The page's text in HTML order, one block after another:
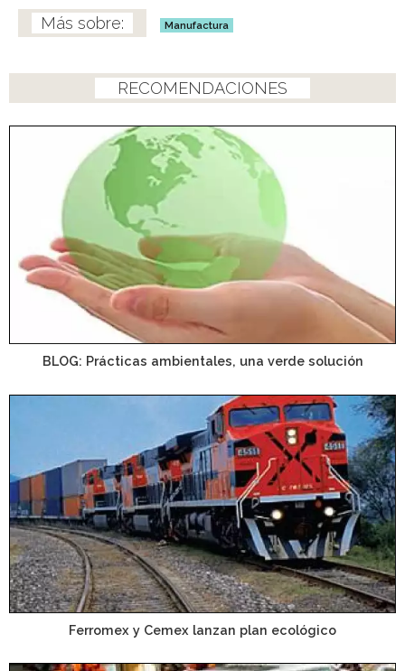
Manufactura
RECOMENDACIONES
BLOG: Prácticas ambientales, una verde solución
Ferromex y Cemex lanzan plan ecológico